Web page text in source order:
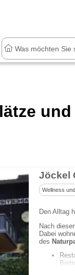
Jöckel
Wellness
Den Alltag
Nach
Dabei
des